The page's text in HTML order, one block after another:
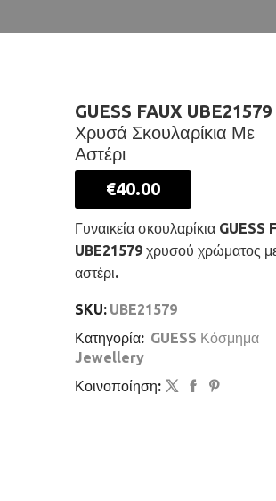
GUESS FAUX UBE21579
Χρυσά Σκουλαρίκια Με
Αστέρι
€40.00
Γυναικεία σκουλαρίκια GUESS
UBE21579 χρυσού χρώματος
αστέρι.
SKU: UBE21579
Κατηγορία: GUESS Κόσμημα
Jewellery
Κοινοποίηση: